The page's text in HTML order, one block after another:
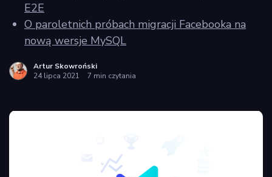
E2E
O paroletnich próbach migracji Facebooka na
nową wersje MySQL
Artur Skowroński
24 lipca 2021
7 min czytania